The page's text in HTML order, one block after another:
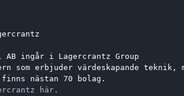
AB ingår i Lagercrantz Group
som erbjuder värdeskapande
finns nästan 70 bolag.
här.